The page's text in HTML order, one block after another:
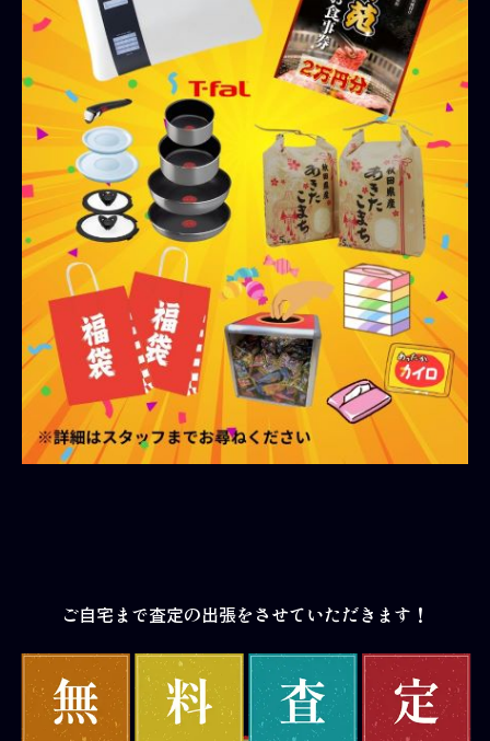
ご自宅まで査定の出張をさせていただきます！